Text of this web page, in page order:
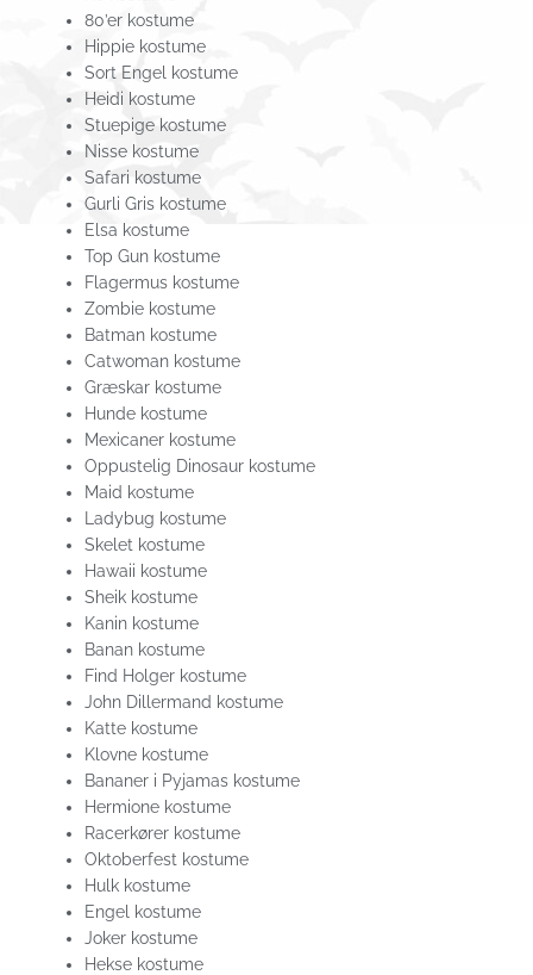
80’er kostume
Hippie kostume
Sort Engel kostume
Heidi kostume
Stuepige kostume
Nisse kostume
Safari kostume
Gurli Gris kostume
Elsa kostume
Top Gun kostume
Flagermus kostume
Zombie kostume
Batman kostume
Catwoman kostume
Græskar kostume
Hunde kostume
Mexicaner kostume
Oppustelig Dinosaur kostume
Maid kostume
Ladybug kostume
Skelet kostume
Hawaii kostume
Sheik kostume
Kanin kostume
Banan kostume
Find Holger kostume
John Dillermand kostume
Katte kostume
Klovne kostume
Bananer i Pyjamas kostume
Hermione kostume
Racerkører kostume
Oktoberfest kostume
Hulk kostume
Engel kostume
Joker kostume
Hekse kostume